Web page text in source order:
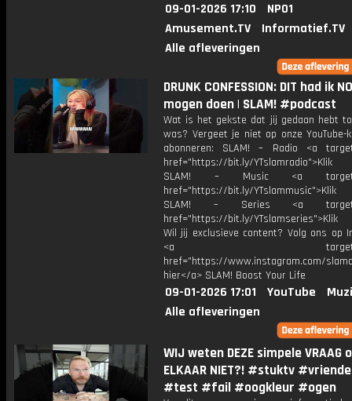
09-01-2026 17:10
NPO1
Amusement.TV
Informatief.TV
Alle afleveringen
DRUNK CONFESSION: DIT had ik
mogen doen | SLAM! #podcast
Wat is het gekste dat jij gedaan hebt
was? Vergeet je niet op onze YouTube-
abonneren: SLAM! – Radio <a
href="https://bit.ly/
SLAM! – Music <a
href="https://bit.ly/
SLAM! – Series <a
href="https://bit.ly/
Wil jij exclusieve content? Volg ons op
<a
href="https://www.instagram.com/
hier</a> SLAM! Boost Your Life
09-01-2026 17:01 YouTube
Alle afleveringen
WIJ weten DEZE simpele VRAAG
ELKAAR NIET?! #stuktv
#test #fail #oogkleur #ogen